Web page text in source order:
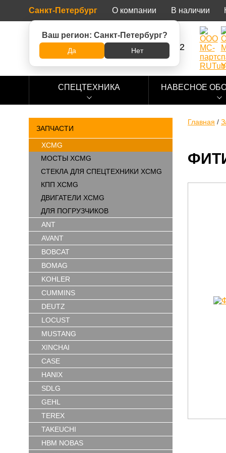
Санкт-Петербург
Ваш регион: Санкт-Петербург?
Да Нет
О компании В наличии
8 (800) 500-73-92
СПЕЦТЕХНИКА НАВЕСНОЕ
ЗАПЧАСТИ
XCMG
МОСТЫ XCMG
СТЕКЛА ДЛЯ СПЕЦТЕХНИКИ XCMG
КПП XCMG
ДВИГАТЕЛИ XCMG
ДЛЯ ПОГРУЗЧИКОВ
ANT
AVANT
BOBCAT
BOMAG
KOHLER
CUMMINS
DEUTZ
LOCUST
MUSTANG
XINCHAI
CASE
HANIX
SDLG
GEHL
TEREX
TAKEUCHI
HBM NOBAS
Главная /